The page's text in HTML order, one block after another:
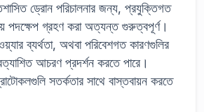
ড্রোন পরিচালনার জন্য, প্রযুক্তিগত
পদক্ষেপ গ্রহণ করা অত্যন্ত গুরুত্বপূর্ণ।
ব্যর্থতা, অথবা পরিবেশগত কারণগুলির
আচরণ প্রদর্শন করতে পারে।
সতর্কতার সাথে বাস্তবায়ন করতে